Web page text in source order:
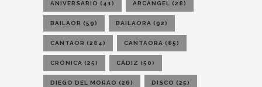
ANIVERSARIO (41) ARCÁNGEL (28)
BAILAOR (59) BAILAORA (92)
CANTAOR (284) CANTAORA (85)
CRÓNICA (25) CÁDIZ (50)
DIEGO DEL MORAO (26) DISCO (25)